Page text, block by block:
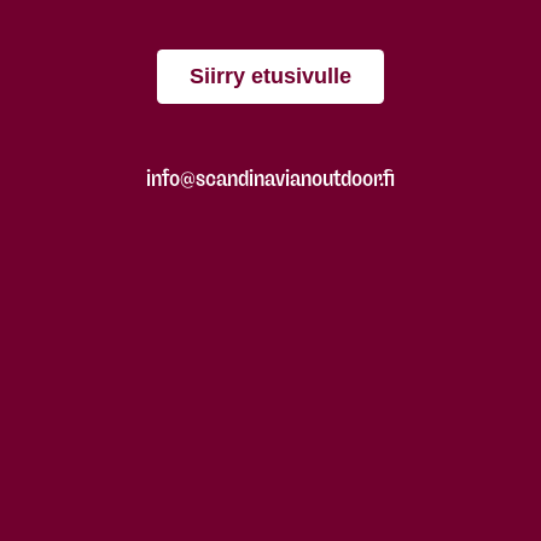
Siirry etusivulle
info@scandinavianoutdoor.fi